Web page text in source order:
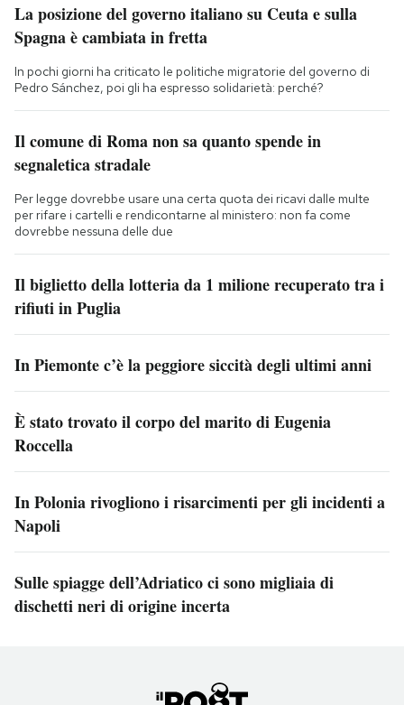
La posizione del governo italiano su Ceuta e sulla
Spagna è cambiata in fretta
In pochi giorni ha criticato le politiche migratorie del governo di
Pedro Sánchez, poi gli ha espresso solidarietà: perché?
Il comune di Roma non sa quanto spende in
segnaletica stradale
Per legge dovrebbe usare una certa quota dei ricavi dalle multe
per rifare i cartelli e rendicontarne al ministero: non fa come
dovrebbe nessuna delle due
Il biglietto della lotteria da 1 milione recuperato tra i
rifiuti in Puglia
In Piemonte c’è la peggiore siccità degli ultimi anni
È stato trovato il corpo del marito di Eugenia
Roccella
In Polonia rivogliono i risarcimenti per gli incidenti a
Napoli
Sulle spiagge dell’Adriatico ci sono migliaia di
dischetti neri di origine incerta